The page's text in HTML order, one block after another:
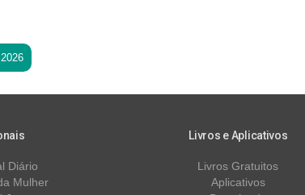
Diário
Mulher
Livros e Aplicativos
Livros Gratuitos
Aplicativos